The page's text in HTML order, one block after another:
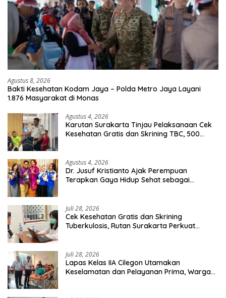
Agustus 8, 2026
Bakti Kesehatan Kodam Jaya – Polda Metro Jaya Layani
1.876 Masyarakat di Monas
Agustus 4, 2026
Karutan Surakarta Tinjau Pelaksanaan Cek
Kesehatan Gratis dan Skrining TBC, 500
Agustus 4, 2026
Dr. Jusuf Kristianto Ajak Perempuan
Terapkan Gaya Hidup Sehat sebagai
Juli 28, 2026
Cek Kesehatan Gratis dan Skrining
Tuberkulosis, Rutan Surakarta Perkuat
Juli 28, 2026
Lapas Kelas IIA Cilegon Utamakan
Keselamatan dan Pelayanan Prima, Warga